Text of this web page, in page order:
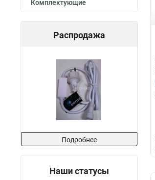
Комплектующие
Распродажа
Подробнее
Наши статусы